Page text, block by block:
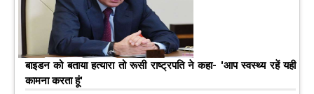
बाइडन को बताया हत्‍यारा तो रूसी राष्‍ट्रपति ने कहा- 'आप स्‍वस्‍थ्‍य रहें यही
कामना करता हूं'